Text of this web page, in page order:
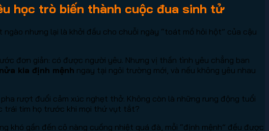
học trò biến thành cuộc đua sinh tử
nhưng lại là khởi đầu cho chuỗi ngày “toát mồ hôi hột” của cậu
đơn giản: có được người yêu. Nhưng vị thần tình yêu chẳng ban
kia định mệnh ngay tại ngôi trường mới, và nếu không yêu nhau
rượt đuổi cảm xúc nghẹt thở. Không còn là những rung động tuổi
trái tim họ trước khi mọi thứ vụt tắt?
khó gần đến cô nàng cuồng nhiệt quá đà, mỗi “định mệnh” đều được